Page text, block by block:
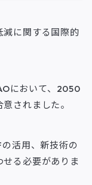
に関する国際的
において、2050
されました。
活用、新技術の
る必要がありま